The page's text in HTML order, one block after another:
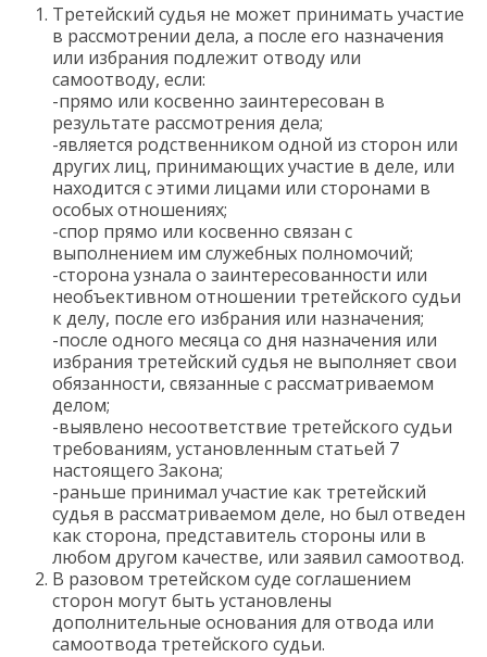
Третейский судья не может принимать участие
в рассмотрении дела, а после его назначения
или избрания подлежит отводу или
самоотводу, если:
-прямо или косвенно заинтересован в
результате рассмотрения дела;
-является родственником одной из сторон или
других лиц, принимающих участие в деле, или
находится с этими лицами или сторонами в
особых отношениях;
-спор прямо или косвенно связан с
выполнением им служебных полномочий;
-сторона узнала о заинтересованности или
необъективном отношении третейского судьи
к делу, после его избрания или назначения;
-после одного месяца со дня назначения или
избрания третейский судья не выполняет свои
обязанности, связанные с рассматриваемом
делом;
-выявлено несоответствие третейского судьи
требованиям, установленным статьей 7
настоящего Закона;
-раньше принимал участие как третейский
судья в рассматриваемом деле, но был отведен
как сторона, представитель стороны или в
любом другом качестве, или заявил самоотвод.
В разовом третейском суде соглашением
сторон могут быть установлены
дополнительные основания для отвода или
самоотвода третейского судьи.